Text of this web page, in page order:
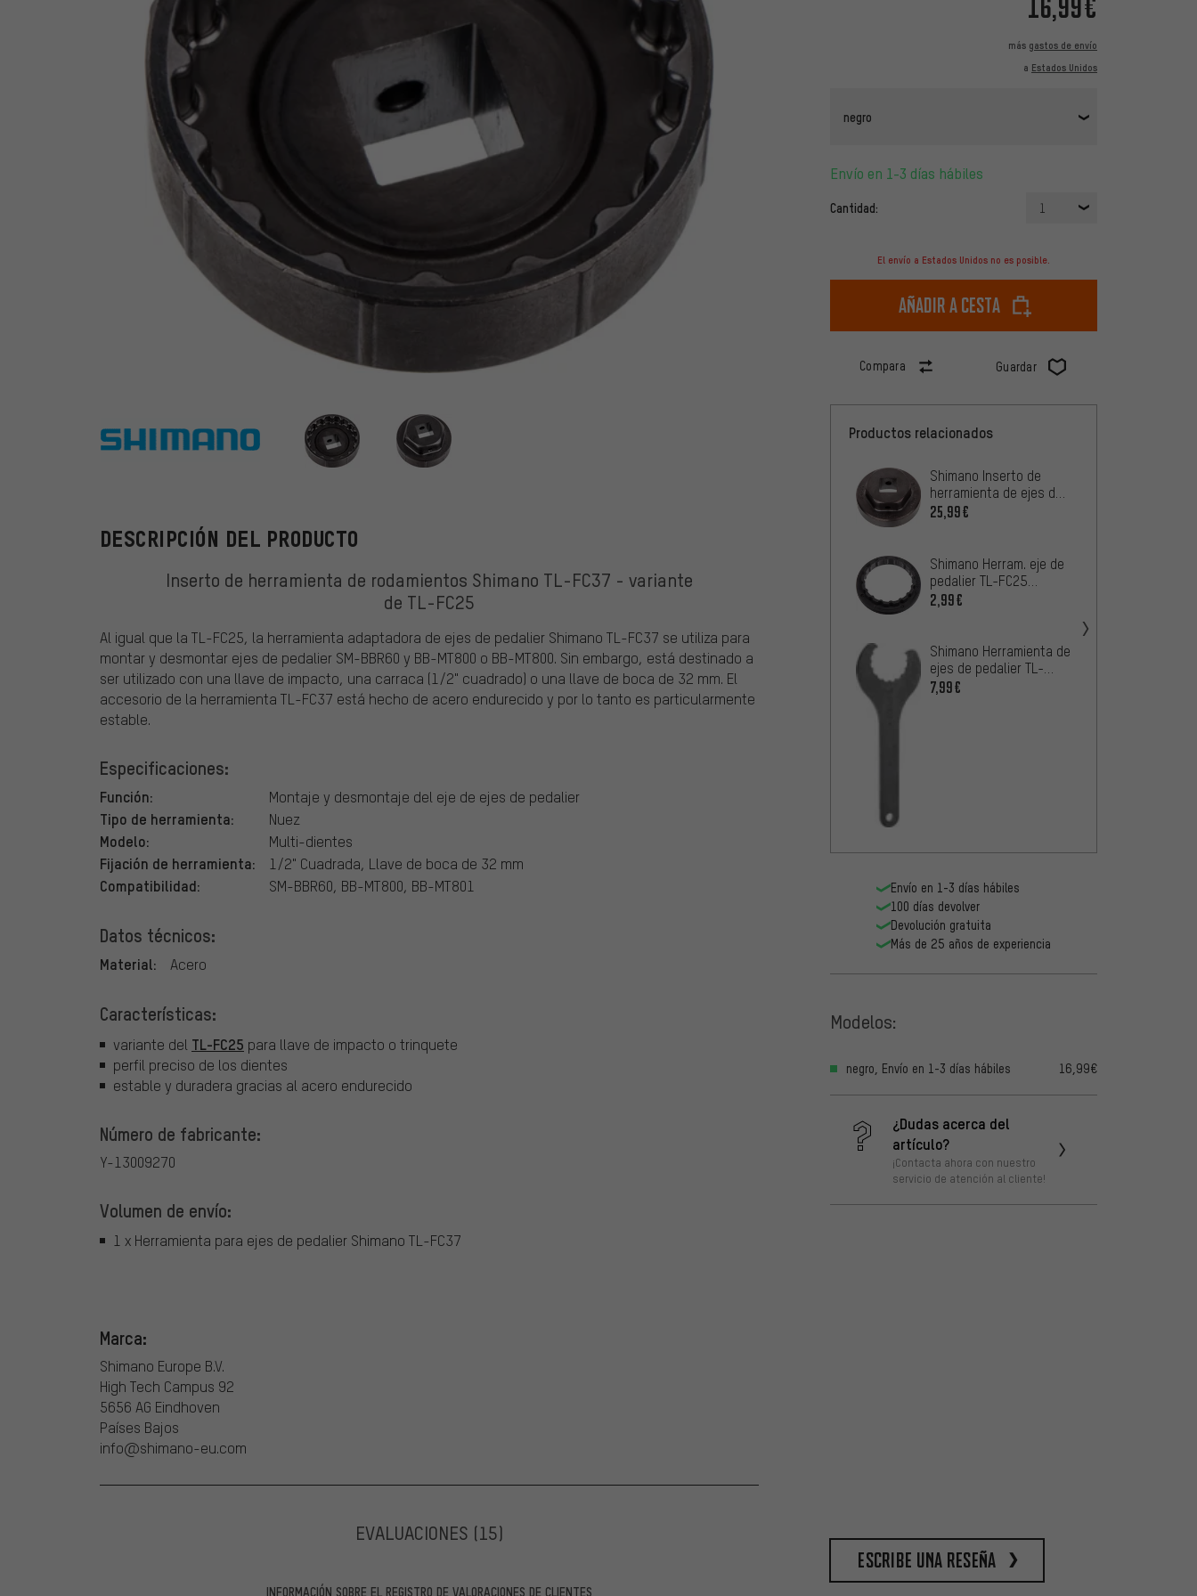
más gastos de envío
a Estados Unidos
negro
Envío en 1-3 días hábiles
Cantidad: 1
El envío a Estados Unidos no es posible.
Añadir a cesta
Compara Guardar
Shimano
DESCRIPCIÓN DEL PRODUCTO
Inserto de herramienta de rodamientos Shimano TL-FC37 - variante
de TL-FC25
Al igual que la TL-FC25, la herramienta adaptadora de ejes de pedalier Shimano TL-FC37 se utiliza para
montar y desmontar ejes de pedalier SM-BBR60 y BB-MT800 o BB-MT800. Sin embargo, está destinado a
ser utilizado con una llave de impacto, una carraca (1/2" cuadrado) o una llave de boca de 32 mm. El
accesorio de la herramienta TL-FC37 está hecho de acero endurecido y por lo tanto es particularmente
estable.
Especificaciones:
Función: Montaje y desmontaje del eje de ejes de pedalier
Tipo de herramienta: Nuez
Modelo: Multi-dientes
Fijación de herramienta: 1/2" Cuadrada, Llave de boca de 32 mm
Compatibilidad: SM-BBR60, BB-MT800, BB-MT801
Datos técnicos:
Material: Acero
Características:
variante del TL-FC25 para llave de impacto o trinquete
perfil preciso de los dientes
estable y duradera gracias al acero endurecido
Número de fabricante:
Y-13009270
Volumen de envío:
1 x Herramienta para ejes de pedalier Shimano TL-FC37
Marca:
Shimano Europe B.V.
High Tech Campus 92
5656 AG Eindhoven
Países Bajos
info@shimano-eu.com
Productos relacionados
Shimano Inserto de
herramienta de ejes de
pedalier TL-FC33
25,99€
Shimano Herram. eje de
pedalier TL-FC25
Hollowtech II SM-
2,99€
Shimano Herramienta de
ejes de pedalier TL-
FC32 Hollowtech II
7,99€
Envío en 1-3 días hábiles
100 días devolver
Devolución gratuita
Más de 25 años de experiencia
Modelos:
negro, Envío en 1-3 días hábiles 16,99€
¿Dudas acerca del
artículo?
¡Contacta ahora con nuestro
servicio de atención al cliente!
EVALUACIONES (15)
INFORMACIÓN SOBRE EL REGISTRO DE VALORACIONES DE CLIENTES
escribe una reseña